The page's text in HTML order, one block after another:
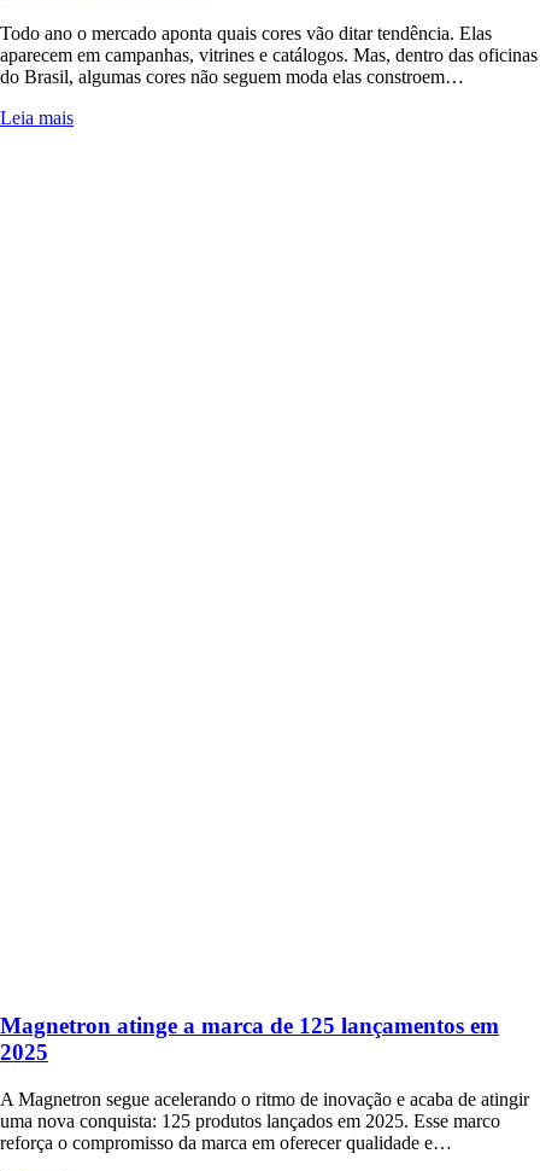
Todo ano o mercado aponta quais cores vão ditar tendência. Elas
aparecem em campanhas, vitrines e catálogos. Mas, dentro das oficinas
do Brasil, algumas cores não seguem moda elas constroem…
Leia mais
Magnetron atinge a marca de 125 lançamentos em
2025
A Magnetron segue acelerando o ritmo de inovação e acaba de atingir
uma nova conquista: 125 produtos lançados em 2025. Esse marco
reforça o compromisso da marca em oferecer qualidade e…